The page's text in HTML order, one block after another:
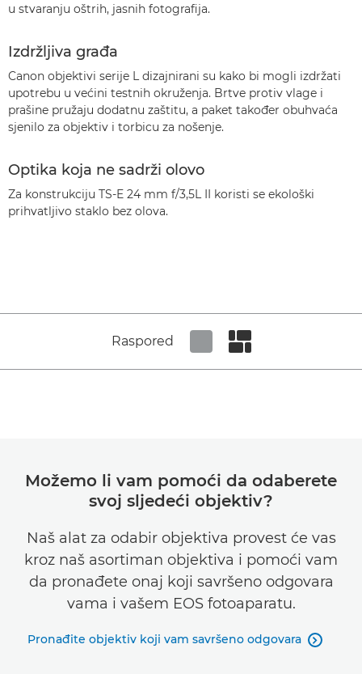
u stvaranju oštrih, jasnih fotografija.
Izdržljiva građa
Canon objektivi serije L dizajnirani su kako bi mogli izdržati
upotrebu u većini testnih okruženja. Brtve protiv vlage i
prašine pružaju dodatnu zaštitu, a paket također obuhvaća
sjenilo za objektiv i torbicu za nošenje.
Optika koja ne sadrži olovo
Za konstrukciju TS-E 24 mm f/3,5L II koristi se ekološki
prihvatljivo staklo bez olova.
Raspored
Možemo li vam pomoći da odaberete
svoj sljedeći objektiv?
Naš alat za odabir objektiva provest će vas
kroz naš asortiman objektiva i pomoći vam
da pronađete onaj koji savršeno odgovara
vama i vašem EOS fotoaparatu.
Pronađite objektiv koji vam savršeno odgovara 